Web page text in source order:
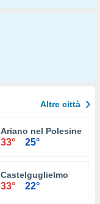
Altre città
Ariano nel Polesine
33° 25°
Castelguglielmo
33° 22°